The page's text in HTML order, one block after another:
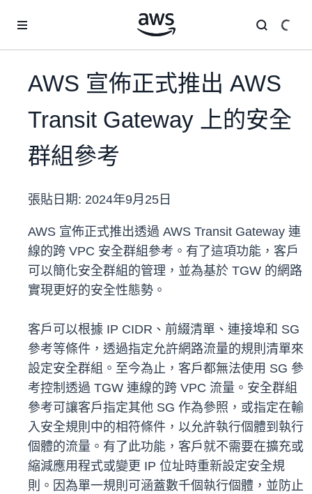
AWS 宣佈正式推出 AWS
Transit Gateway 上的安全
群組參考
張貼日期: 2024年9月25日
AWS 宣佈正式推出透過 AWS Transit Gateway 連
線的跨 VPC 安全群組參考。有了這項功能，客戶
可以簡化安全群組的管理，並為基於 TGW 的網路
實現更好的安全性態勢。
客戶可以根據 IP CIDR、前綴清單、連接埠和 SG
參考等條件，透過指定允許網路流量的規則清單來
設定安全群組。至今為止，客戶都無法使用 SG 參
考控制透過 TGW 連線的跨 VPC 流量。安全群組
參考可讓客戶指定其他 SG 作為參照，或指定在輸
入安全規則中的相符條件，以允許執行個體到執行
個體的流量。有了此功能，客戶就不需要在擴充或
縮減應用程式或變更 IP 位址時重新設定安全規
則。因為單一規則可涵蓋數千個執行個體，並防止